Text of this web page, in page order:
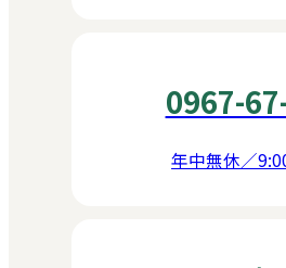
0967-
年中無休／